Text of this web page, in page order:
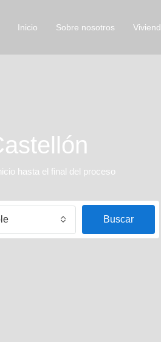
Inicio Sobre nosotros
hasta el final del proceso
Buscar